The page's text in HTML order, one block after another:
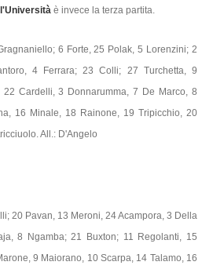
è invece la terza partita.
6 Forte, 25 Polak, 5 Lorenzini; 2
4 Ferrara; 23 Colli; 27 Turchetta, 9
22 Cardelli, 3 Donnarumma, 7 De Marco, 8
16 Minale, 18 Rainone, 19 Tripicchio, 20
All.: D'Angelo
20 Pavan, 13 Meroni, 24 Acampora, 3 Della
8 Ngamba; 21 Buxton; 11 Regolanti, 15
9 Maiorano, 10 Scarpa, 14 Talamo, 16